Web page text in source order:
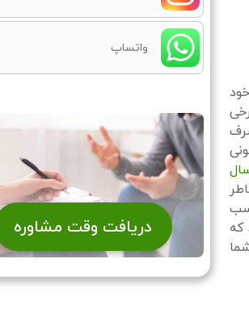
که
واتساپ
دریافت وقت مشاوره